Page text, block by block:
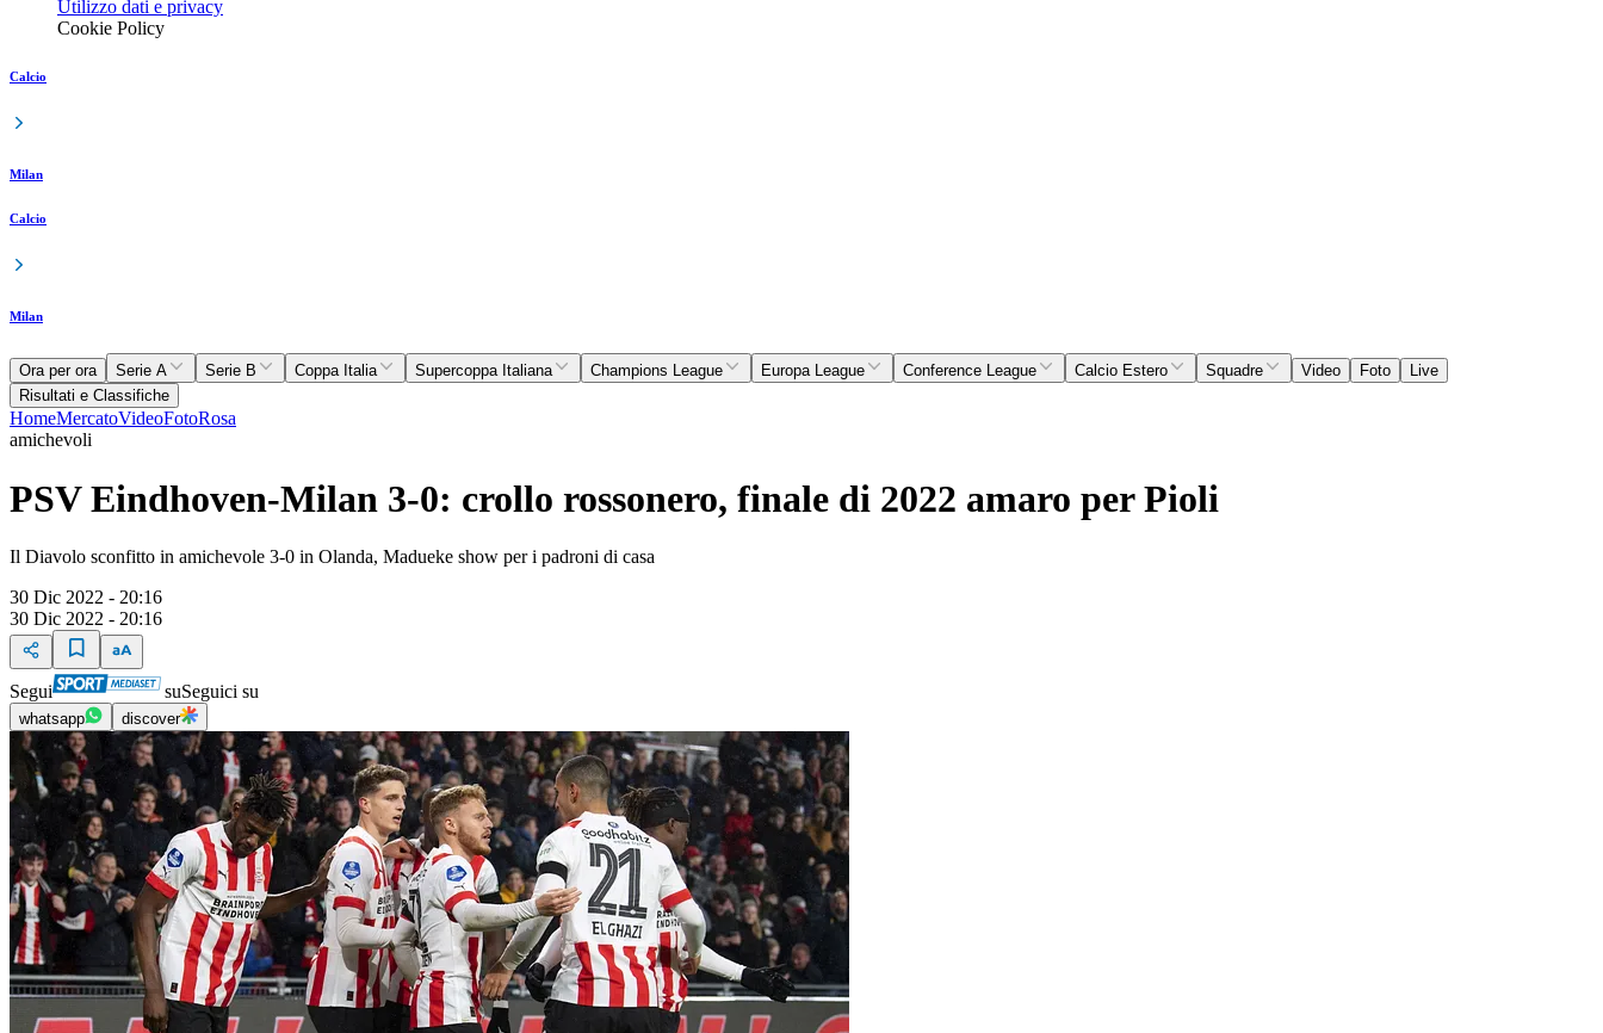
Utilizzo dati e privacy
Cookie Policy
Calcio
Milan
Calcio
Milan
Ora per ora Serie A Serie B Coppa Italia Supercoppa Italiana Champions League Europa League Conference League Calcio Estero Squadre Video Foto
Live
Risultati e Classifiche
HomeMercatoVideoFotoRosa
amichevoli
PSV Eindhoven-Milan 3-0: crollo rossonero, finale di 2022 amaro per Pioli
Il Diavolo sconfitto in amichevole 3-0 in Olanda, Madueke show per i padroni di casa
30 Dic 2022 - 20:16
30 Dic 2022 - 20:16
Segui suSeguici su
whatsapp discover